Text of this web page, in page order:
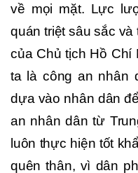
về mọi mặt. Lực
quán triệt sâu sắc
của Chủ tịch Hồ Chí
ta là công an nhân
dựa vào nhân dân
an nhân dân từ
luôn thực hiện tốt
quên thân, vì dân